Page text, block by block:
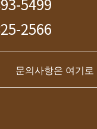
2566
문의사항은 여기로